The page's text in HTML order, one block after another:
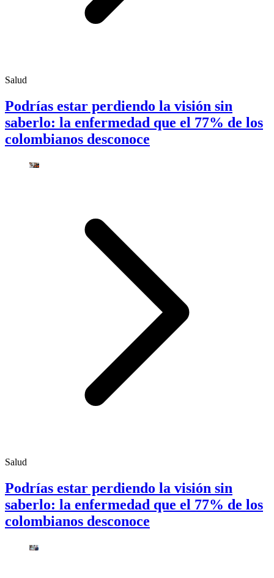
Salud
Podrías estar perdiendo la visión sin
saberlo: la enfermedad que el 77% de los
colombianos desconoce
Salud
Podrías estar perdiendo la visión sin
saberlo: la enfermedad que el 77% de los
colombianos desconoce